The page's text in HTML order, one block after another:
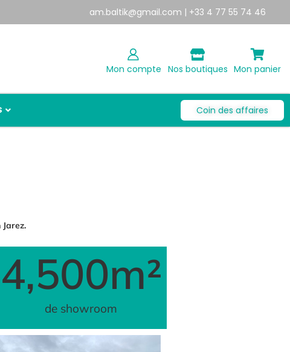
am.baltik@gmail.com | +33 4 77 55 74 46
Mon compte Nos boutiques Mon panier
Coin des affaires
de showroom
4,500m²